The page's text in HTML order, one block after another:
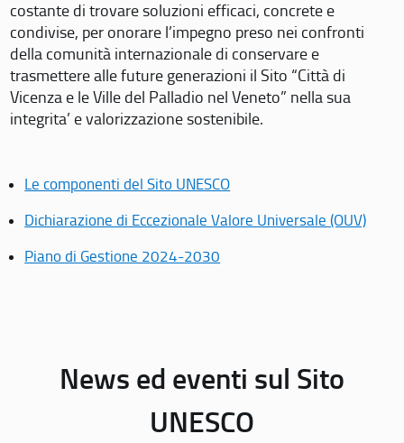
costante di trovare soluzioni efficaci, concrete e
condivise, per onorare l’impegno preso nei confronti
della comunità internazionale di conservare e
trasmettere alle future generazioni il Sito “Città di
Vicenza e le Ville del Palladio nel Veneto” nella sua
integrita’ e valorizzazione sostenibile.
Le componenti del Sito UNESCO
Dichiarazione di Eccezionale Valore Universale (OUV)
Piano di Gestione 2024-2030
News ed eventi sul Sito
UNESCO